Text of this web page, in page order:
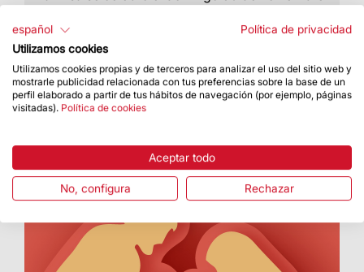
español
Política de privacidad
Utilizamos cookies
Utilizamos cookies propias y de terceros para analizar el uso del sitio web y
mostrarle publicidad relacionada con tus preferencias sobre la base de un
perfil elaborado a partir de tus hábitos de navegación (por ejemplo, páginas
visitadas). Política de cookies
Aceptar todo
No, configura Rechazar